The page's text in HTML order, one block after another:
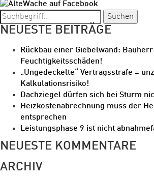
Suchen
NEUESTE BEITRÄGE
Rückbau einer Giebelwand:
Feuchtigkeitsschäden!
„Ungedeckelte“ Vertragsstrafe =
Kalkulationsrisiko!
Dachziegel dürfen sich bei Sturm
Heizkostenabrechnung muss der
entsprechen
Leistungsphase 9 ist nicht
NEUESTE KOMMENTARE
ARCHIV